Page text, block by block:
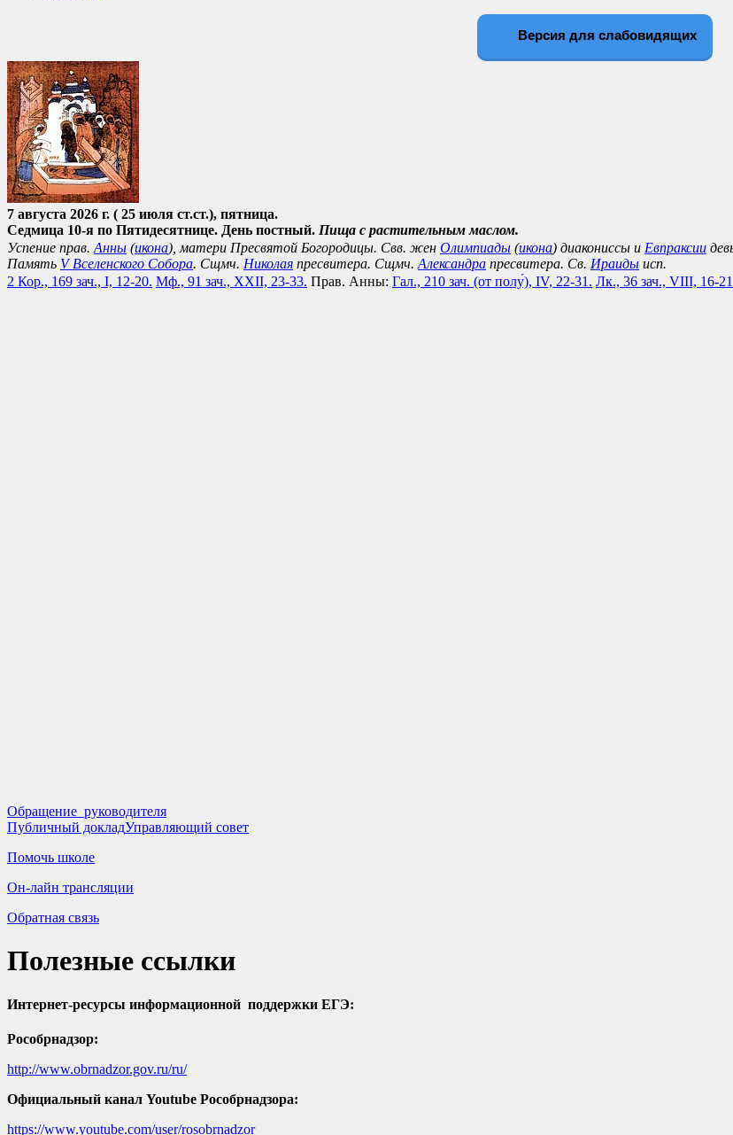
Версия для слабовидящих
7 августа 2026 г. ( 25 июля ст.ст.), пятница.
Седмица 10-я по Пятидесятнице. День постный. Пища с растительным маслом.
Успение прав. Анны (икона), матери Пресвятой Богородицы. Свв. жен Олимпиады (икона) диакониссы и Евпраксии
Память V Вселенского Собора. Сщмч. Николая пресвитера. Сщмч. Александра пресвитера. Св. Ираиды исп.
2 Кор., 169 зач., I, 12-20. Мф., 91 зач., XXII, 23-33. Прав. Анны: Гал., 210 зач. (от полу́), IV, 22-31. Лк., 36 зач., VIII, 16-
Обращение руководителя
Публичный докладУправляющий совет
Помочь школе
Он-лайн трансляции
Обратная связь
Полезные ссылки
Интернет-ресурсы информационной поддержки ЕГЭ:
Рособрнадзор:
http://www.obrnadzor.gov.ru/ru/
Официальный канал Youtube Рособрнадзора:
https://www.youtube.com/user/rosobrnadzor